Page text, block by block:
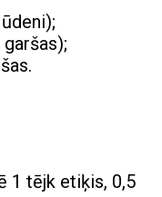
1 tējk etiķis, 0,5